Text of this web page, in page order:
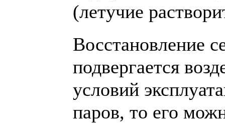
(летучие
Восстановление
подвергается
условий
паров, то его